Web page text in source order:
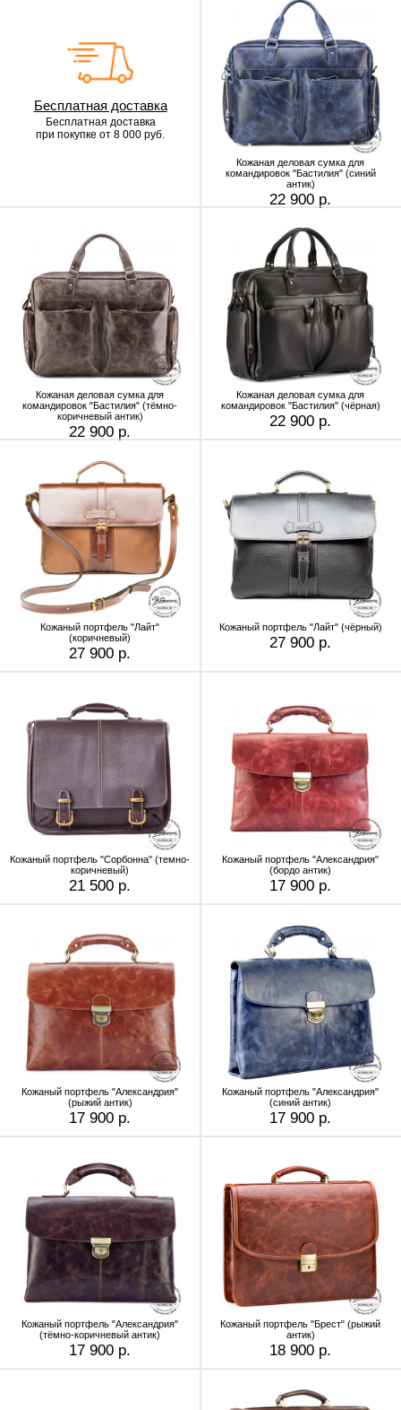
Бесплатная доставка
Бесплатная доставка
при покупке от 8 000 руб.
Кожаная деловая сумка для
командировок "Бастилия" (синий
антик)
22 900 р.
Кожаная деловая сумка для
командировок "Бастилия" (тёмно-
коричневый антик)
22 900 р.
Кожаная деловая сумка для
командировок "Бастилия" (чёрная)
22 900 р.
Кожаный портфель "Лайт"
(коричневый)
27 900 р.
Кожаный портфель "Лайт" (чёрный)
27 900 р.
Кожаный портфель "Сорбонна" (темно-
коричневый)
21 500 р.
Кожаный портфель "Александрия"
(бордо антик)
17 900 р.
Кожаный портфель "Александрия"
(рыжий антик)
17 900 р.
Кожаный портфель "Александрия"
(синий антик)
17 900 р.
Кожаный портфель "Александрия"
(тёмно-коричневый антик)
17 900 р.
Кожаный портфель "Брест" (рыжий
антик)
18 900 р.